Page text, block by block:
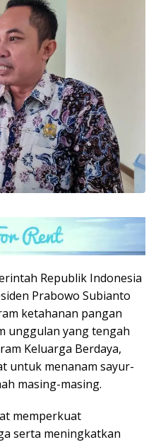
Republik Indonesia
Prabowo Subianto
ketahanan pangan
unggulan yang tengah
Keluarga Berdaya,
untuk menanam sayur-
masing-masing.
memperkuat
serta meningkatkan